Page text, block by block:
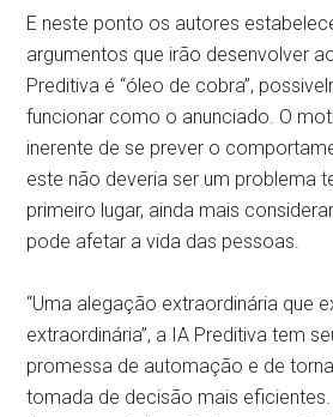
E neste ponto os autores
argumentos que irão desenvolver
Preditiva é “óleo de cobra”,
funcionar como o anunciado. O
inerente de se prever o
este não deveria ser um problema
primeiro lugar, ainda mais
pode afetar a vida das pessoas.
“Uma alegação extraordinária que
extraordinária”, a IA Preditiva tem
promessa de automação e de
tomada de decisão mais